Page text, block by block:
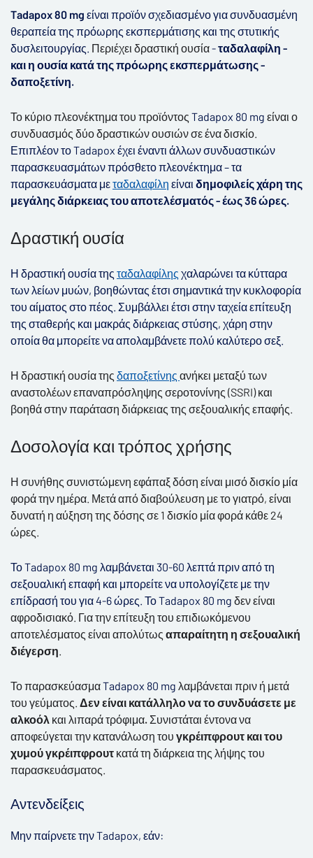
Tadapox 80 mg είναι προϊόν σχεδιασμένο για συνδυασμένη
θεραπεία της πρόωρης εκσπερμάτισης και της στυτικής
δυσλειτουργίας. Περιέχει δραστική ουσία-ταδαλαφίλη -
και η ουσία κατά της πρόωρης εκσπερμάτωσης -
δαποξετίνη.
Το κύριο πλεονέκτημα του προϊόντος Tadapox 80 mg είναι ο
συνδυασμός δύο δραστικών ουσιών σε ένα δισκίο.
Επιπλέον το Tadapox έχει έναντι άλλων συνδυαστικών
παρασκευασμάτωνπρόσθετο πλεονέκτημα – τα
παρασκευάσματα μεταδαλαφίλη είναι δημοφιλείς χάρη της
μεγάλης διάρκειας του αποτελέσματός - έως 36 ώρες.
Δραστική ουσία
Η δραστική ουσία της ταδαλαφίλης χαλαρώνει τα κύτταρα
των λείων μυών, βοηθώντας έτσι σημαντικά την κυκλοφορία
του αίματος στο πέος. Συμβάλλει έτσι στην ταχεία επίτευξη
της σταθερής και μακράς διάρκειας στύσης, χάρη στην
οποία θα μπορείτε να απολαμβάνετε πολύ καλύτερο σεξ.
Η δραστική ουσία της δαποξετίνης ανήκει μεταξύ των
αναστολέων επαναπρόσληψης σεροτονίνης (SSRI) και
βοηθά στην παράταση διάρκειας της σεξουαλικής επαφής.
Δοσολογία και τρόπος χρήσης
Η συνήθης συνιστώμενη εφάπαξ δόση είναι μισό δισκίο μία
φορά την ημέρα. Μετά από διαβούλευση με το γιατρό, είναι
δυνατή η αύξηση της δόσης σε 1 δισκίο μία φορά κάθε 24
ώρες.
Το Tadapox 80 mg λαμβάνεται 30-60 λεπτά πριν από τη
σεξουαλική επαφή και μπορείτε να υπολογίζετε με την
επίδρασή του για 4-6 ώρες. Το Tadapox 80 mg δεν είναι
αφροδισιακό. Για τηνεπίτευξη του επιδιωκόμενου
αποτελέσματος είναι απολύτως απαραίτητη η σεξουαλική
διέγερση.
Το παρασκεύασμαTadapox 80 mg λαμβάνεται πριν ή μετά
του γεύματος. Δεν είναι κατάλληλο να το συνδυάσετε με
αλκοόλ και λιπαρά τρόφιμα. Συνιστάται έντονα να
αποφεύγεται την κατανάλωση του γκρέιπφρουτ και του
χυμού γκρέιπφρουτ κατά τη διάρκεια της λήψης του
παρασκευάσματος.
Αντενδείξεις
Μην παίρνετε την Tadapox, εάν: